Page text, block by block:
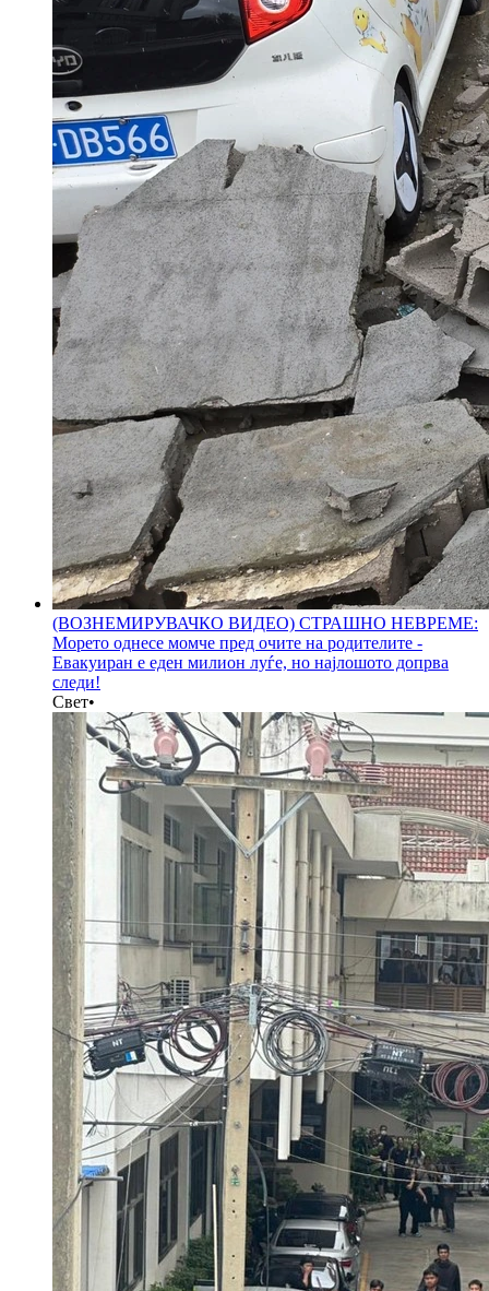
(ВОЗНЕМИРУВАЧКО ВИДЕО) СТРАШНО НЕВРЕМЕ:
Морето однесе момче пред очите на родителитe -
Евакуиран е еден милион луѓе, но најлошото допрва
следи!
Свет•